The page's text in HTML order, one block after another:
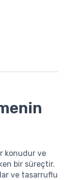
konudur ve
bir süreçtir.
ve tasarruflu